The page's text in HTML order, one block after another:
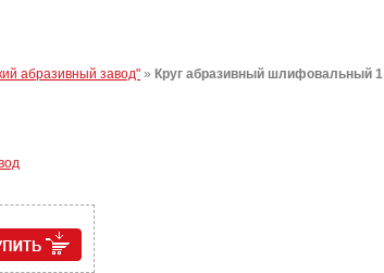
абразивный завод" » Круг абразивный шлифовальный 1